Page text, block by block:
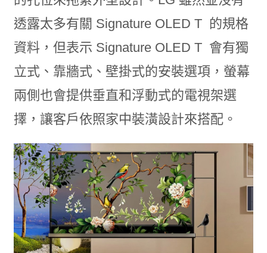
透露太多有關 Signature OLED T 的規格
資料，但表示 Signature OLED T 會有獨
立式、靠牆式、壁掛式的安裝選項，螢幕
兩側也會提供垂直和浮動式的電視架選
擇，讓客戶依照家中裝潢設計來搭配。